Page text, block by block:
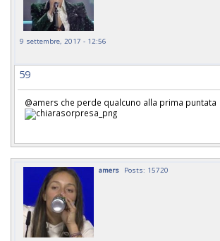
9 settembre, 2017 - 12:56
59
@amers che perde qualcuno alla prima puntata
amers Posts: 15720